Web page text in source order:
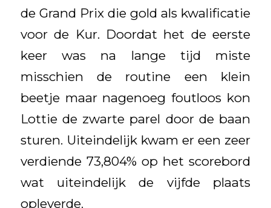
de Grand Prix die gold als kwalificatie
voor de Kur. Doordat het de eerste
keer was na lange tijd miste
misschien de routine een klein
beetje maar nagenoeg foutloos kon
Lottie de zwarte parel door de baan
sturen. Uiteindelijk kwam er een zeer
verdiende 73,804% op het scorebord
wat uiteindelijk de vijfde plaats
opleverde.